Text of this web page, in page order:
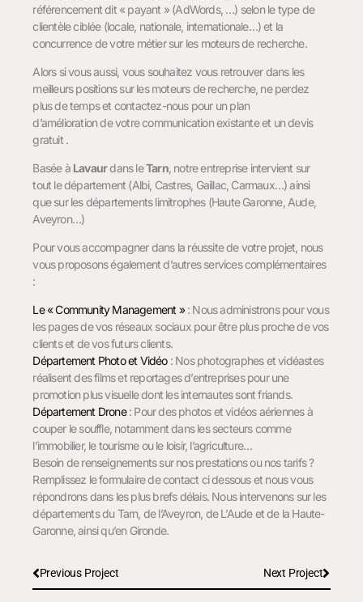
référencement dit « payant » (AdWords, …) selon le type de
clientèle ciblée (locale, nationale, internationale…) et la
concurrence de votre métier sur les moteurs de recherche.
Alors si vous aussi, vous souhaitez vous retrouver dans les
meilleurs positions sur les moteurs de recherche, ne perdez
plus de temps et contactez-nous pour un plan
d’amélioration de votre communication existante et un devis
gratuit .
Basée à Lavaurdans leTarn, notre entreprise intervient sur
tout le département (Albi, Castres, Gaillac, Carmaux…) ainsi
que sur les départements limitrophes (Haute Garonne, Aude,
Aveyron…)
Pour vous accompagner dans la réussite de votre projet, nous
vous proposons également d’autres services complémentaires
:
Le « Community Management »: Nous administrons pour vous
les pages de vos réseaux sociaux pour être plus proche de vos
clients et de vos futurs clients.
Département Photo et Vidéo: Nos photographes et vidéastes
réalisent des films et reportages d’entreprises pour une
promotion plus visuelle dont les internautes sont friands.
Département Drone: Pour des photos et vidéos aériennes à
couper le souffle, notamment dans les secteurs comme
l’immobilier, le tourisme ou le loisir, l’agriculture…
Besoin de renseignements sur nos prestations ou nos tarifs ?
Remplissez le formulaire de contact ci dessous et nous vous
répondrons dans les plus brefs délais. Nous intervenons sur les
départements du Tarn, de l’Aveyron, de L’Aude et de la Haute-
Garonne, ainsi qu’en Gironde.
Previous Project Next Project